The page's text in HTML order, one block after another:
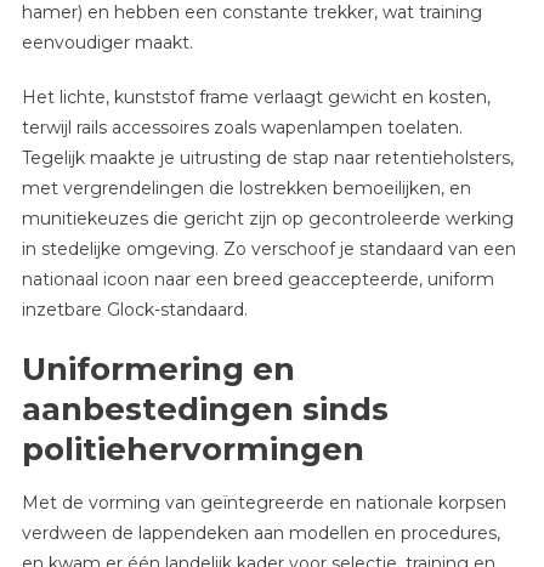
hamer) en hebben een constante trekker, wat training
eenvoudiger maakt.
Het lichte, kunststof frame verlaagt gewicht en kosten,
terwijl rails accessoires zoals wapenlampen toelaten.
Tegelijk maakte je uitrusting de stap naar retentieholsters,
met vergrendelingen die lostrekken bemoeilijken, en
munitiekeuzes die gericht zijn op gecontroleerde werking
in stedelijke omgeving. Zo verschoof je standaard van een
nationaal icoon naar een breed geaccepteerde, uniform
inzetbare Glock-standaard.
Uniformering en
aanbestedingen sinds
politiehervormingen
Met de vorming van geïntegreerde en nationale korpsen
verdween de lappendeken aan modellen en procedures,